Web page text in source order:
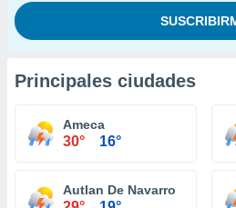
Principales ciudades
Ameca
30° 16°
Autlan De Navarro